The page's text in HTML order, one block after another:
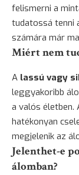
felismerni a
tudatossá tenni
számára már
Miért nem
A lassú vagy
leggyakoribb
a valós életben.
hatékonyan
megjelenik az
Jelenthet-e
álomban?